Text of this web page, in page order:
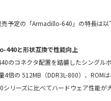
予定の「Armadillo-640」の特長は以
と形状互換で性能向上
のコネクタ配置を踏襲したシングル
倍の 512MB（DDR3L-800）、ROM
リーズに比べてハードウェア性能